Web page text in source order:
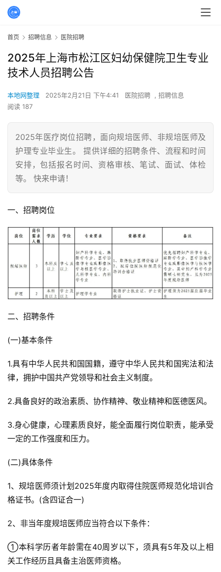
首页 招聘信息 医院招聘
2025年上海市松江区妇幼保健院卫生专业
技术人员招聘公告
本地网整理 2025年2月21日 下午4:41 医院招聘 , 招聘信息
阅读 187
2025年医疗岗位招聘，面向规培医师、非规培医师及
护理专业毕业生。 提供详细的招聘条件、流程和时间
安排，包括报名时间、资格审核、笔试、面试、体检
等。 快来申请！
一、招聘岗位
二、招聘条件
(一)基本条件
1.具有中华人民共和国国籍，遵守中华人民共和国宪法和法
律，拥护中国共产党领导和社会主义制度。
2.具备良好的政治素质、协作精神、敬业精神和医德医风。
3.身心健康，心理素质良好，能全面履行岗位职责，能承受
一定的工作强度和压力。
(二)具体条件
1、规培医师须计划2025年度内取得住院医师规范化培训合
格证书。(含四证合一)
2、非当年度规培医师应当符合以下条件：
①本科学历者年龄需在40周岁以下，须具有5年及以上相
关工作经历且具备主治医师资格。